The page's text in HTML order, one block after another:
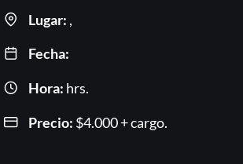
Lugar: ,
Fecha:
Hora: hrs.
Precio: $4.000+ cargo.